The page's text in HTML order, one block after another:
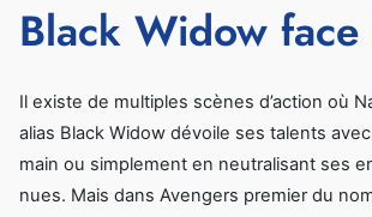
Black Widow
Il existe de multiples scènes d’action où
alias Black Widow dévoile ses talents
main ou simplement en neutralisant ses
nues. Mais dans Avengers premier du